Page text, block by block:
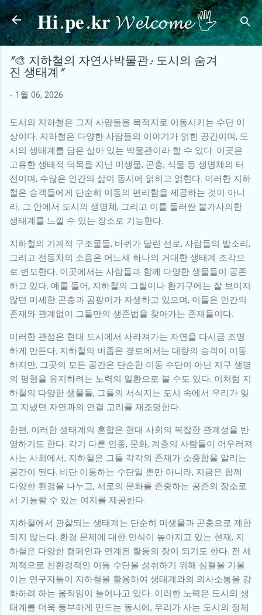
기본 콘텐츠로 건너뛰기
𝐇𝐢.𝐩𝐞.𝐤𝐫 𝓦𝓮𝓵𝓬𝓸𝓶𝓮 🖐
"🎨 지하철의 자연사박물관: 도시의 숨겨
진 생태계"
- 1월 06, 2026
도시의 지하철은 그저 사람들을 목적지로 이동시키는 수단 이
상이다. 지하철은 다양한 사람들의 이야기가 얽힌 공간이며, 도
시의 생태계를 담은 살아 있는 박물관이라 할 수 있다. 이곳은
고유한 생태적 덕목을 지닌 미생물, 곤충, 식물 등 생명체의 터
전이며, 수많은 인간의 삶이 동시에 얽히고 얽힌다. 이러한 지하
철은 승객들에게 단순히 이동의 편리함을 제공하는 것이 아니
라, 그 안에서 도시의 생명체, 그리고 이를 둘러싼 불가사의한
생태계를 느낄 수 있는 장소로 기능한다.
지하철의 기계적 구조물들, 바퀴가 달린 선로, 사람들의 발소리,
그리고 전동차의 소음은 어느새 하나의 거대한 생태계 조각으
로 변모한다. 이곳에서는 사람들과 함께 다양한 생물들이 공존
하고 있다. 예를 들어, 지하철의 그릴이나 환기구에는 잘 보이지
않던 미세한 곤충과 곰팡이가 자생하고 있으며, 이들은 인간의
존재와 관계없이 그들만의 생존법을 찾아가는 존재들이다.
이러한 관점은 현대 도시에서 사라져가는 자연을 다시금 조명
하게 만든다. 지하철의 비좁은 경로에서는 대량의 승객이 이동
하지만, 그곳의 모든 공간은 단순한 이동 수단이 아닌 지구 생명
의 평형을 유지하려는 노력의 일환으로 볼 수도 있다. 이처럼 지
하철의 다양한 생물들, 그들의 서식지는 도시 속에서 우리가 잊
고 지냈던 자연과의 연결 고리를 재조명한다.
한편, 이러한 생태계의 혼합은 현대 사회의 복잡한 관계성을 반
영하기도 한다. 각기 다른 인종, 문화, 계층의 사람들이 어우러져
사는 사회에서, 지하철은 그들 각각의 존재가 소중함을 알리는
공간이 된다. 비단 이동하는 수단일 뿐만 아니라, 지금은 함께
다양한 환경을 나누고, 서로의 문화를 존중하는 공존의 장소로
서 기능할 수 있는 여지를 제공한다.
지하철에서 관찰되는 생태계는 단순히 미생물과 곤충으로 제한
되지 않는다. 환경 문제에 대한 인식이 높아지고 있는 현재, 지
하철은 다양한 캠페인과 연계된 활동의 장이 되기도 한다. 전 세
계적으로 친환경적인 이동 수단을 성취하기 위해 심혈을 기울
이는 연구자들이 지하철을 활용하여 생태계와의 의사소통을 강
화하려 하는 움직임이 늘어나고 있다. 이러한 노력은 도시의 생
태계를 더욱 풍부하게 만드는 동시에, 우리가 사는 도시의 정체